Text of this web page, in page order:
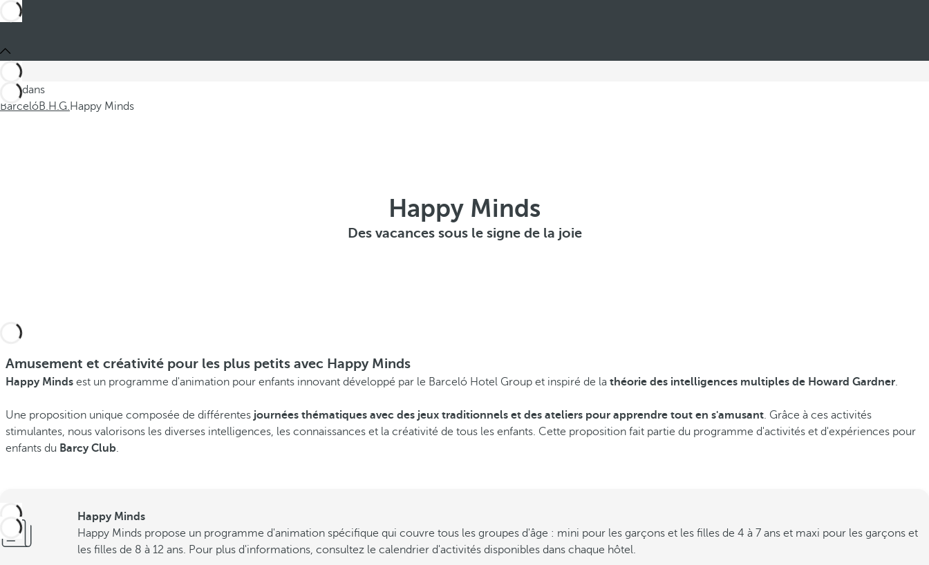
Ces dans
BarcelóB.H.G.Happy Minds
Happy Minds
Des vacances sous le signe de la joie
Amusement et créativité pour les plus petits avec Happy Minds
Happy Minds est un programme d'animation pour enfants innovant développé par le Barceló Hotel Group et inspiré de la théorie des intelligences multiples de Howard Gardner.
Une proposition unique composée de différentes journées thématiques avec des jeux traditionnels et des ateliers pour apprendre tout en s'amusant. Grâce à ces activités
stimulantes, nous valorisons les diverses intelligences, les connaissances et la créativité de tous les enfants. Cette proposition fait partie du programme d'activités et d'expériences pour
enfants du Barcy Club.
Happy Minds
Happy Minds propose un programme d'animation spécifique qui couvre tous les groupes d'âge : mini pour les garçons et les filles de 4 à 7 ans et maxi pour les garçons et
les filles de 8 à 12 ans. Pour plus d'informations, consultez le calendrier d'activités disponibles dans chaque hôtel.